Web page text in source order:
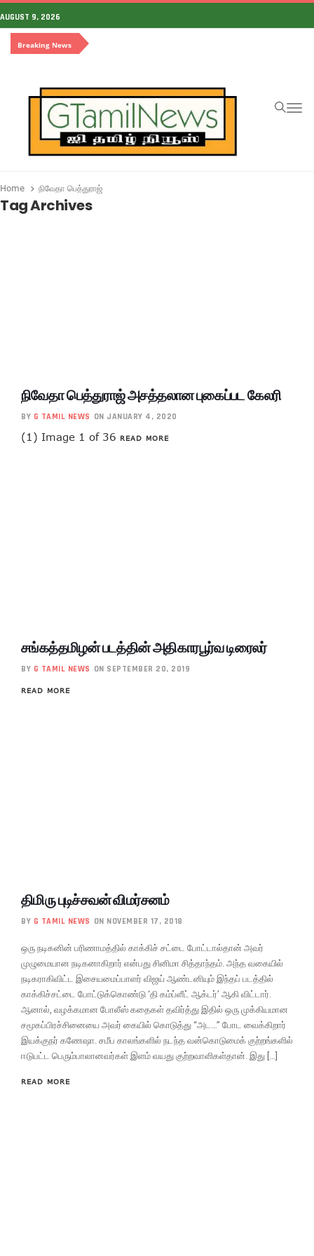
AUGUST 9, 2026
Breaking News
Home நிவேதா பெத்துராஜ்
Tag Archives
நிவேதா பெத்துராஜ் அசத்தலான புகைப்பட கேலரி
BY G TAMIL NEWS ON JANUARY 4, 2020
(1) Image 1 of 36 READ MORE
சங்கத்தமிழன் படத்தின் அதிகாரபூர்வ டிரைலர்
BY G TAMIL NEWS ON SEPTEMBER 20, 2019
READ MORE
திமிரு புடிச்சவன் விமர்சனம்
BY G TAMIL NEWS ON NOVEMBER 17, 2018
ஒரு நடிகனின் பரிணாமத்தில் காக்கிச் சட்டை போட்டால்தான் அவர்
முழுமையான நடிகனாகிறார் என்பது சினிமா சித்தாந்தம். அந்த வகையில்
நடிகராகிவிட்ட இசையமைப்பாளர் விஜய் ஆண்டனியும் இந்தப் படத்தில்
காக்கிச்சட்டை போட்டுக்கொண்டு ‘தி கம்ப்ளீட் ஆக்டர்’ ஆகி விட்டார்.
ஆனால், வழக்கமான போலீஸ் கதைகள் தவிர்த்து இதில் ஒரு முக்கியமான
சமூகப்பிரச்சினையை அவர் கையில் கொடுத்து “அட…” போட வைக்கிறார்
இயக்குநர் கணேஷா. சமீப காலங்களில் நடந்த வன்கொடுமைக் குற்றங்களில்
ஈடுபட்ட பெரும்பாலானவர்கள் இளம் வயது குற்றவாளிகள்தான். இது […]
READ MORE